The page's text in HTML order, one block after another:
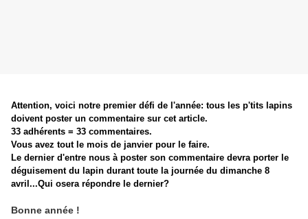
Attention, voici notre premier défi de l'année: tous les p'tits lapins
doivent poster un commentaire sur cet article.
33 adhérents = 33 commentaires.
Vous avez tout le mois de janvier pour le faire.
Le dernier d'entre nous à poster son commentaire devra porter le
déguisement du lapin durant toute la journée du dimanche 8
avril...Qui osera répondre le dernier?
Bonne année !